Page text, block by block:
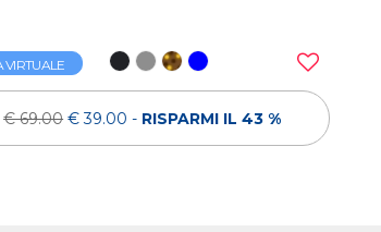
VIRTUALE
€ 69.00 € 39.00 - RISPARMI IL 43 %